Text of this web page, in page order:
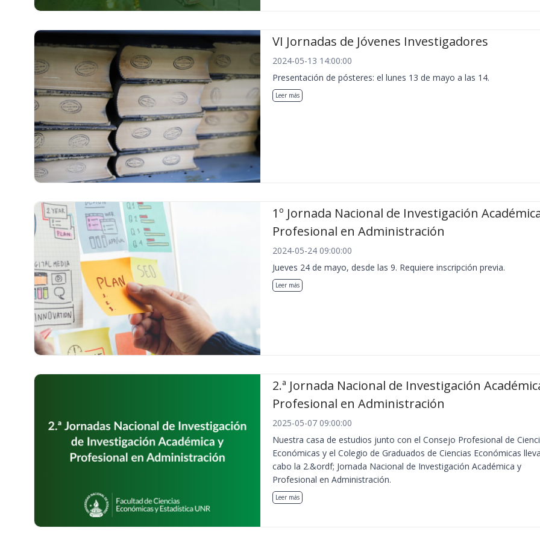
VI Jornadas de Jóvenes Investigadores
2024-05-13 14:00:00
Presentación de pósteres: el lunes 13 de mayo a las 14.
Leer más
1º Jornada Nacional de Investigación
Profesional en Administración
2024-05-24 09:00:00
Jueves 24 de mayo, desde las 9. Requiere inscripción previa.
Leer más
2.ª Jornada Nacional de Investigación
Profesional en Administración
2025-05-07 09:00:00
Nuestra casa de estudios junto con el Consejo Profesional de
Económicas y el Colegio de Graduados de Ciencias Económicas
cabo la 2.&ordf; Jornada Nacional de Investigación Académica y
Profesional en Administración.
Leer más